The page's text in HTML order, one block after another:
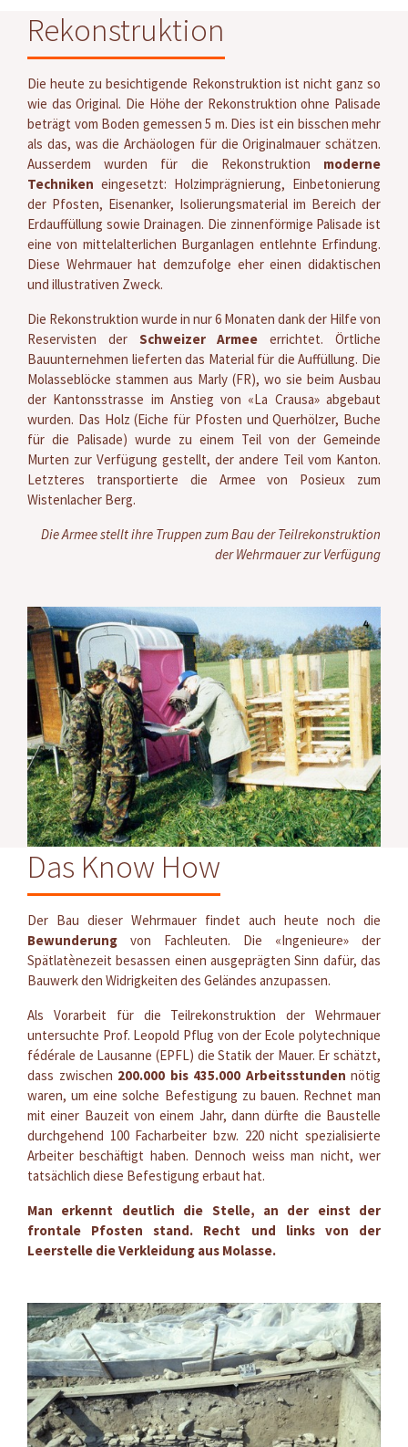
Rekonstruktion
Die heute zu besichtigende Rekonstruktion ist nicht ganz so
wie das Original. Die Höhe der Rekonstruktion ohne Palisade
beträgt vom Boden gemessen 5 m. Dies ist ein bisschen mehr
als das, was die Archäologen für die Originalmauer schätzen.
Ausserdem wurden für die Rekonstruktion moderne
Techniken eingesetzt: Holzimprägnierung, Einbetonierung
der Pfosten, Eisenanker, Isolierungsmaterial im Bereich der
Erdauffüllung sowie Drainagen. Die zinnenförmige Palisade ist
eine von mittelalterlichen Burganlagen entlehnte Erfindung.
Diese Wehrmauer hat demzufolge eher einen didaktischen
und illustrativen Zweck.
Die Rekonstruktion wurde in nur 6 Monaten dank der Hilfe von
Reservisten der Schweizer Armee errichtet. Örtliche
Bauunternehmen lieferten das Material für die Auffüllung. Die
Molasseblöcke stammen aus Marly (FR), wo sie beim Ausbau
der Kantonsstrasse im Anstieg von «La Crausa» abgebaut
wurden. Das Holz (Eiche für Pfosten und Querhölzer, Buche
für die Palisade) wurde zu einem Teil von der Gemeinde
Murten zur Verfügung gestellt, der andere Teil vom Kanton.
Letzteres transportierte die Armee von Posieux zum
Wistenlacher Berg.
Die Armee stellt ihre Truppen zum Bau der Teilrekonstruktion
der Wehrmauer zur Verfügung
Das Know How
Der Bau dieser Wehrmauer findet auch heute noch die
Bewunderung von Fachleuten. Die «Ingenieure» der
Spätlatènezeit besassen einen ausgeprägten Sinn dafür, das
Bauwerk den Widrigkeiten des Geländes anzupassen.
Als Vorarbeit für die Teilrekonstruktion der Wehrmauer
untersuchte Prof. Leopold Pflug von der Ecole polytechnique
fédérale de Lausanne (EPFL) die Statik der Mauer. Er schätzt,
dass zwischen 200.000 bis 435.000 Arbeitsstunden nötig
waren, um eine solche Befestigung zu bauen. Rechnet man
mit einer Bauzeit von einem Jahr, dann dürfte die Baustelle
durchgehend 100 Facharbeiter bzw. 220 nicht spezialisierte
Arbeiter beschäftigt haben. Dennoch weiss man nicht, wer
tatsächlich diese Befestigung erbaut hat.
Man erkennt deutlich die Stelle, an der einst der
frontale Pfosten stand. Recht und links von der
Leerstelle die Verkleidung aus Molasse.